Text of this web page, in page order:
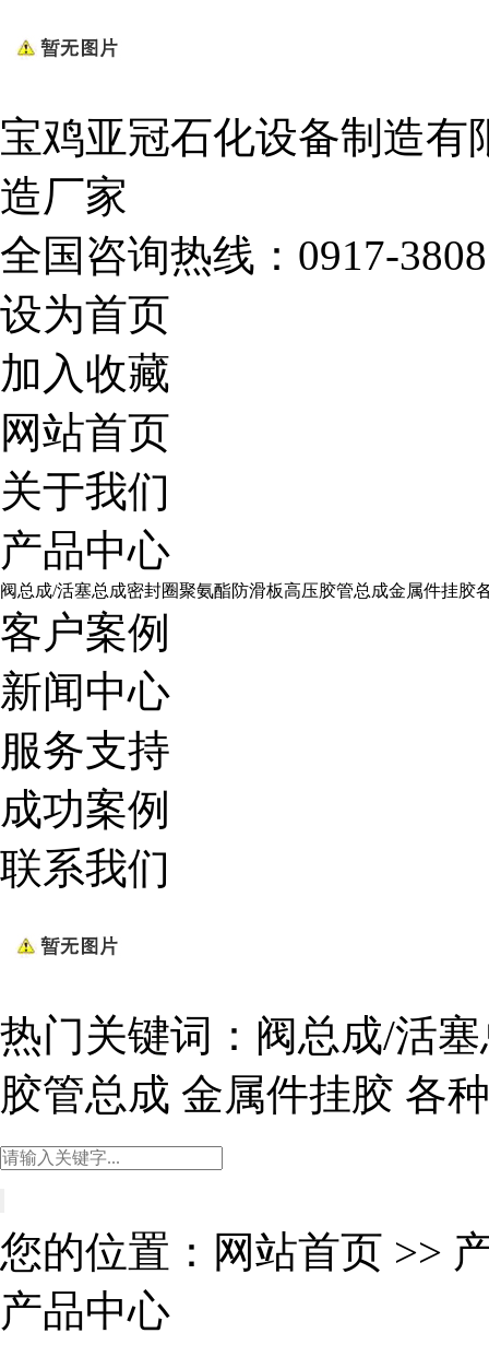
宝鸡亚冠石化设备制造有
造厂家
全国咨询热线： 0917-
设为首页
加入收藏
网站首页
关于我们
产品中心
阀总成/活塞总成密封圈聚氨酯防滑板高压胶管总成金属件挂胶
客户案例
新闻中心
服务支持
成功案例
联系我们
热门关键词： 阀总成/活
胶管总成 金属件挂胶 各
您的位置： 网站首页 >>
产品中心